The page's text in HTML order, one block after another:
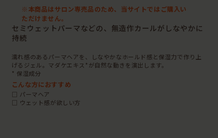
※本商品はサロン専売品のため、当サイトではご購入い
ただけません。
セミウェットパーマなどの、無造作カールがしなやかに
持続
濡れ感のあるパーマヘアを、しなやかなホールド感と保湿力で作り上
げるジェル。マダケエキス*が自然な動きを演出します。
* 保湿成分
こんな方におすすめ
□ パーマヘア
□ ウェット感が欲しい方